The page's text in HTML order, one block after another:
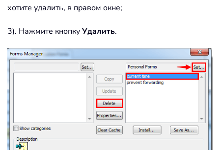
хотите удалить, в правом окне;
3). Нажмите кнопкуУдалить.